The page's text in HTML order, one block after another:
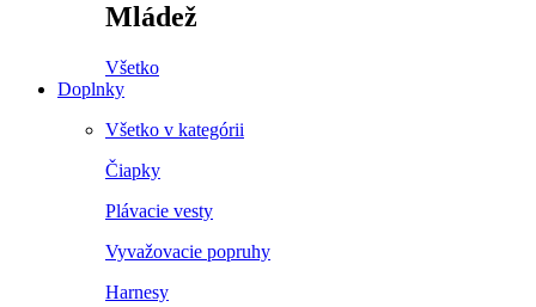
Mládež
Všetko
Doplnky
Všetko v kategórii
Čiapky
Plávacie vesty
Vyvažovacie popruhy
Harnesy